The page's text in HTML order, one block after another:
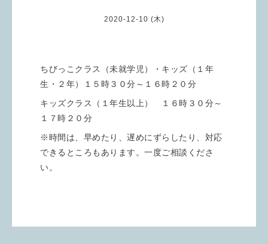
2020-12-10 (木)
ちびっこクラス（未就学児）・キッズ（１年
生・２年）１５時３０分～１６時２０分
キッズクラス（１年生以上） １６時３０分～
１７時２０分
※時間は、早めたり、遅めにずらしたり、対応
できるところもあります。一度ご相談くださ
い。